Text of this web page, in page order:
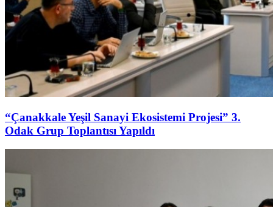
“Çanakkale Yeşil Sanayi Ekosistemi Projesi” 3.
Odak Grup Toplantısı Yapıldı